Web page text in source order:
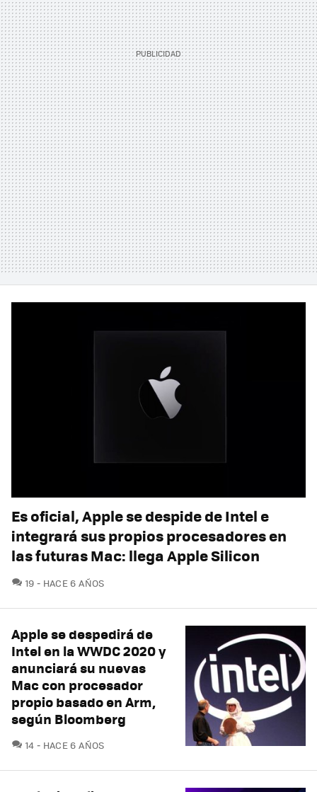
Es oficial, Apple se despide de Intel e
integrará sus propios procesadores en
las futuras Mac: llega Apple Silicon
19 COMENTARIOS
HACE 6 AÑOS
Apple se despedirá de
Intel en la WWDC 2020 y
anunciará su nuevas
Mac con procesador
propio basado en Arm,
según Bloomberg
14 COMENTARIOS
HACE 6 AÑOS